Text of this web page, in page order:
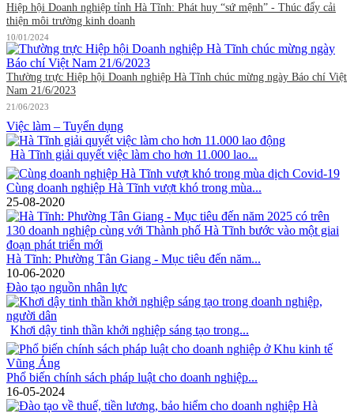
Hiệp hội Doanh nghiệp tỉnh Hà Tĩnh: Phát huy “sứ mệnh” - Thúc đẩy cải
thiện môi trường kinh doanh
10/01/2024
Thường trực Hiệp hội Doanh nghiệp Hà Tĩnh chúc mừng ngày Báo chí Việt
Nam 21/6/2023
21/06/2023
Việc làm – Tuyển dụng
Hà Tĩnh giải quyết việc làm cho hơn 11.000 lao...
Cùng doanh nghiệp Hà Tĩnh vượt khó trong mùa...
25-08-2020
Hà Tĩnh: Phường Tân Giang - Mục tiêu đến năm...
10-06-2020
Đào tạo nguồn nhân lực
Khơi dậy tinh thần khởi nghiệp sáng tạo trong...
Phổ biến chính sách pháp luật cho doanh nghiệp...
16-05-2024